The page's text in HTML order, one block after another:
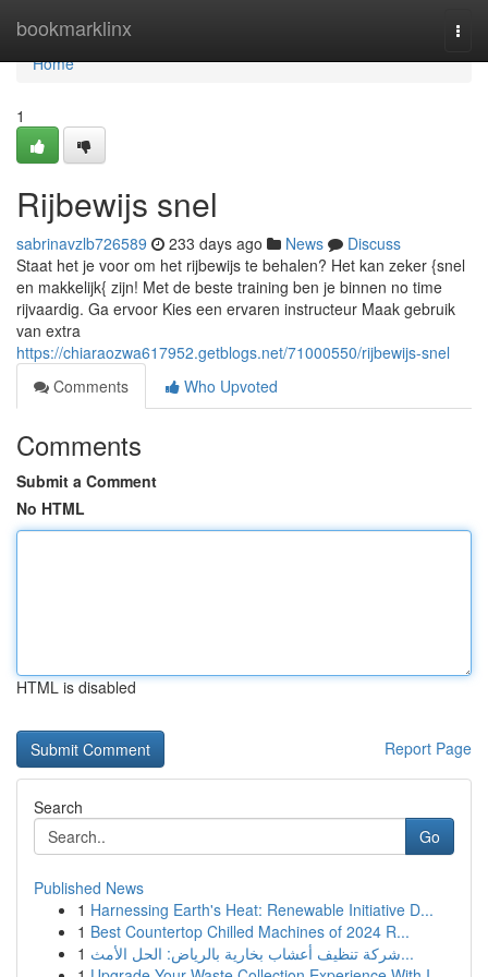
bookmarklinx
Home
Home
1
Rijbewijs snel
sabrinavzlb726589 233 days ago News
Discuss
Staat het je voor om het rijbewijs te behalen? Het kan zeker {snel
en makkelijk{ zijn! Met de beste training ben je binnen no time
rijvaardig. Ga ervoor Kies een ervaren instructeur Maak gebruik
van extra
https://chiaraozwa617952.getblogs.net/71000550/rijbewijs-snel
Comments
Who Upvoted
Comments
Submit a Comment
No HTML
HTML is disabled
Report Page
Search
Go
Published News
1 Harnessing Earth's Heat: Renewable Initiative D...
1 Best Countertop Chilled Machines of 2024 R...
1
شركة تنظيف أعشاب بخارية بالرياض: الحل الأمث...